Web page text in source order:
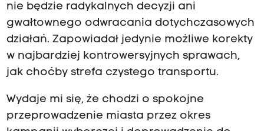
nie będzie radykalnych decyzji ani
gwałtownego odwracania dotychczasowych
działań. Zapowiadał jedynie możliwe korekty
w najbardziej kontrowersyjnych sprawach,
jak choćby strefa czystego transportu.
Wydaje mi się, że chodzi o spokojne
przeprowadzenie miasta przez okres